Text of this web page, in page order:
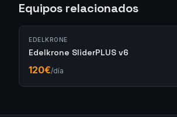
Equipos relacionados
EDELKRONE
Edelkrone SliderPLUS v6
120€/día